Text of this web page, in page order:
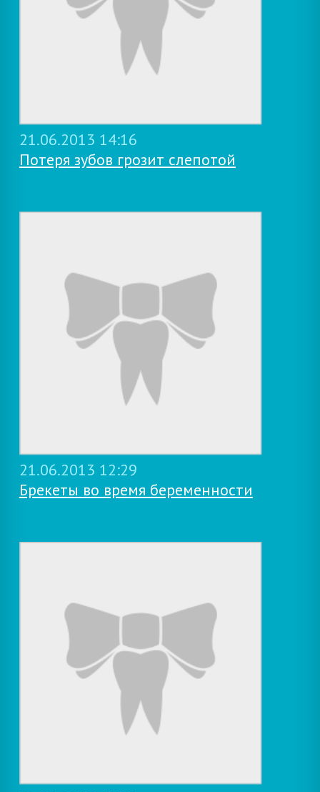
21.06.2013 14:16
Потеря зубов грозит слепотой
21.06.2013 12:29
Брекеты во время беременности